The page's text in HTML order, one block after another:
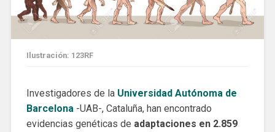
Ilustración: 123RF
Investigadores de la Universidad Autónoma de
Barcelona-UAB-, Cataluña, han encontrado
evidencias genéticas de adaptaciones en 2.859